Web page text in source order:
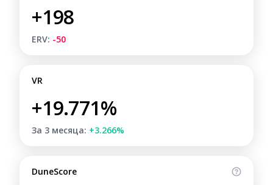
+198
ERV: -50
VR
+19.771%
За 3 месяца: +3.266%
DuneScore